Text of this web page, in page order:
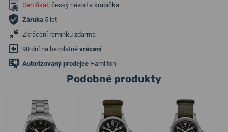
Certifikát, český návod a krabička
Záruka 5 let
Zkrácení řemínku zdarma
90 dní na bezplatné vrácení
Autorizovaný prodejce Hamilton
Podobné produkty